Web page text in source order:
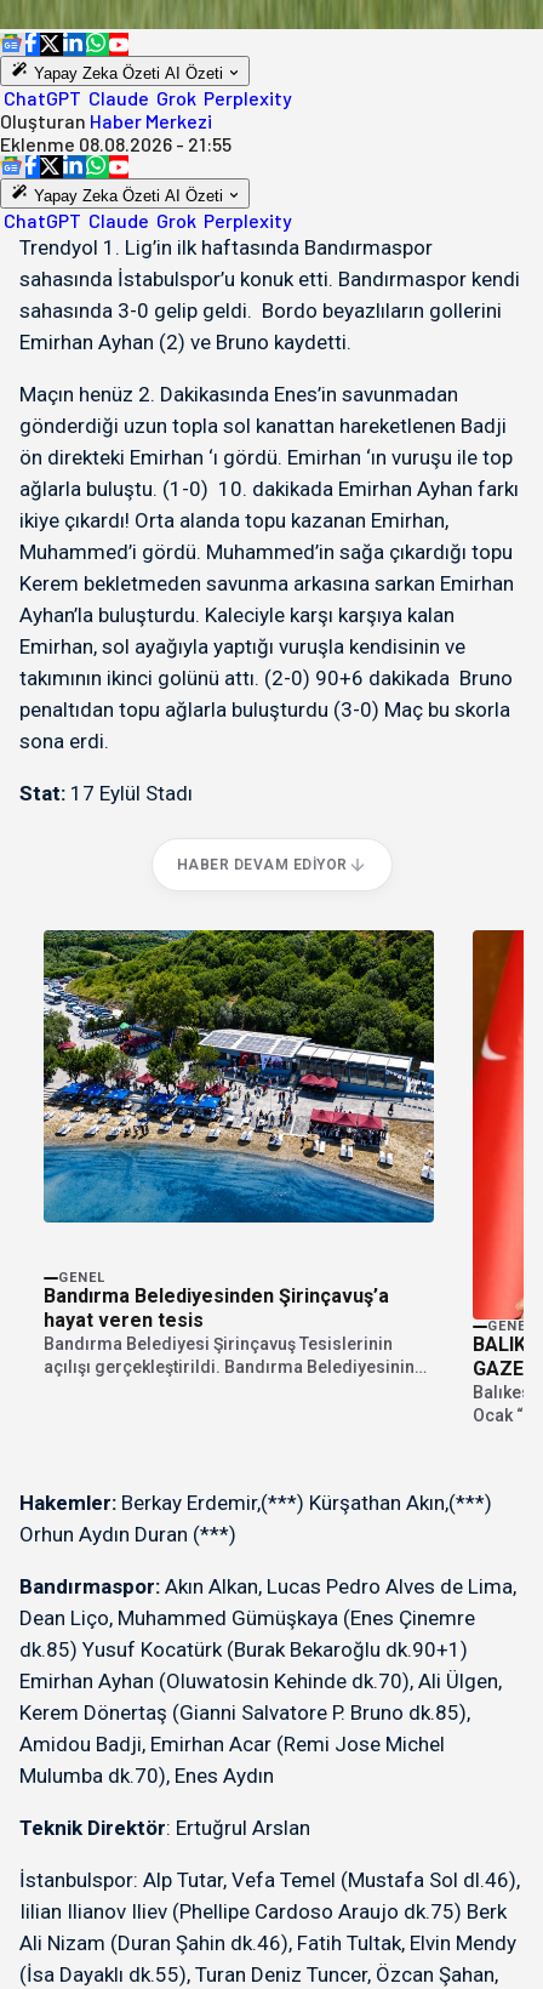
Yapay Zeka Özeti AI Özeti
ChatGPT Claude Grok Perplexity
Oluşturan Haber Merkezi
Eklenme 08.08.2026 - 21:55
Yapay Zeka Özeti AI Özeti
ChatGPT Claude Grok Perplexity
Trendyol 1. Lig’in ilk haftasında Bandırmaspor
sahasında İstabulspor’u konuk etti. Bandırmaspor kendi
sahasında 3-0 gelip geldi. Bordo beyazlıların gollerini
Emirhan Ayhan (2) ve Bruno kaydetti.
Maçın henüz 2. Dakikasında Enes’in savunmadan
gönderdiği uzun topla sol kanattan hareketlenen Badji
ön direkteki Emirhan ‘ı gördü. Emirhan ‘ın vuruşu ile top
ağlarla buluştu. (1-0) 10. dakikada Emirhan Ayhan farkı
ikiye çıkardı! Orta alanda topu kazanan Emirhan,
Muhammed’i gördü. Muhammed’in sağa çıkardığı topu
Kerem bekletmeden savunma arkasına sarkan Emirhan
Ayhan’la buluşturdu. Kaleciyle karşı karşıya kalan
Emirhan, sol ayağıyla yaptığı vuruşla kendisinin ve
takımının ikinci golünü attı. (2-0) 90+6 dakikada Bruno
penaltıdan topu ağlarla buluşturdu (3-0) Maç bu skorla
sona erdi.
Stat: 17 Eylül Stadı
HABER DEVAM EDIYOR
GENEL
Bandırma Belediyesinden Şirinçavuş’a
hayat veren tesis
Bandırma Belediyesi Şirinçavuş Tesislerinin
açılışı gerçekleştirildi. Bandırma Belediyesinin
GENEL
Ocak
Hakemler: Berkay Erdemir,(***) Kürşathan Akın,(***)
Orhun Aydın Duran (***)
Bandırmaspor: Akın Alkan, Lucas Pedro Alves de Lima,
Dean Liço, Muhammed Gümüşkaya (Enes Çinemre
dk.85) Yusuf Kocatürk (Burak Bekaroğlu dk.90+1)
Emirhan Ayhan (Oluwatosin Kehinde dk.70), Ali Ülgen,
Kerem Dönertaş (Gianni Salvatore P. Bruno dk.85),
Amidou Badji, Emirhan Acar (Remi Jose Michel
Mulumba dk.70), Enes Aydın
Teknik Direktör: Ertuğrul Arslan
İstanbulspor: Alp Tutar, Vefa Temel (Mustafa Sol dl.46),
Iilian Ilianov Iliev (Phellipe Cardoso Araujo dk.75) Berk
Ali Nizam (Duran Şahin dk.46), Fatih Tultak, Elvin Mendy
(İsa Dayaklı dk.55), Turan Deniz Tuncer, Özcan Şahan,